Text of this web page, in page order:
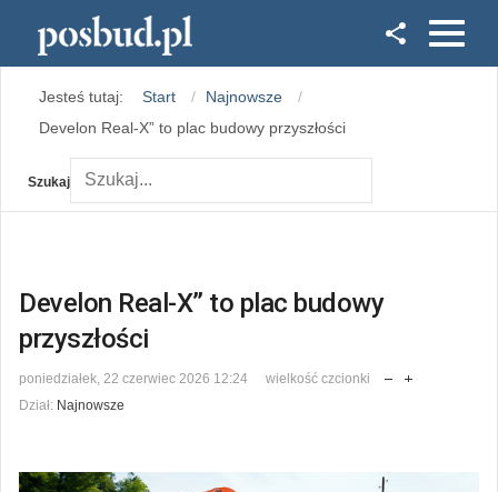
Instagram
Jesteś tutaj: Start
Najnowsze
Develon Real-X” to plac budowy przyszłości
Szukaj
Develon Real-X” to plac budowy
przyszłości
poniedziałek, 22 czerwiec 2026 12:24
wielkość czcionki
Dział: Najnowsze